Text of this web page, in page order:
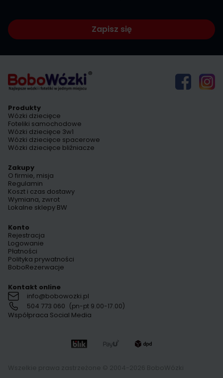
Zapisz się
Produkty
Wózki dziecięce
Foteliki samochodowe
Wózki dziecięce 3w1
Wózki dziecięce spacerowe
Wózki dziecięce bliźniacze
Zakupy
O firmie, misja
Regulamin
Koszt i czas dostawy
Wymiana, zwrot
Lokalne sklepy BW
Konto
Rejestracja
Logowanie
Płatności
Polityka prywatności
BoboRezerwacje
Kontakt online
info@bobowozki.pl
504 773 060 (pn-pt 9.00-17.00)
Współpraca Social Media